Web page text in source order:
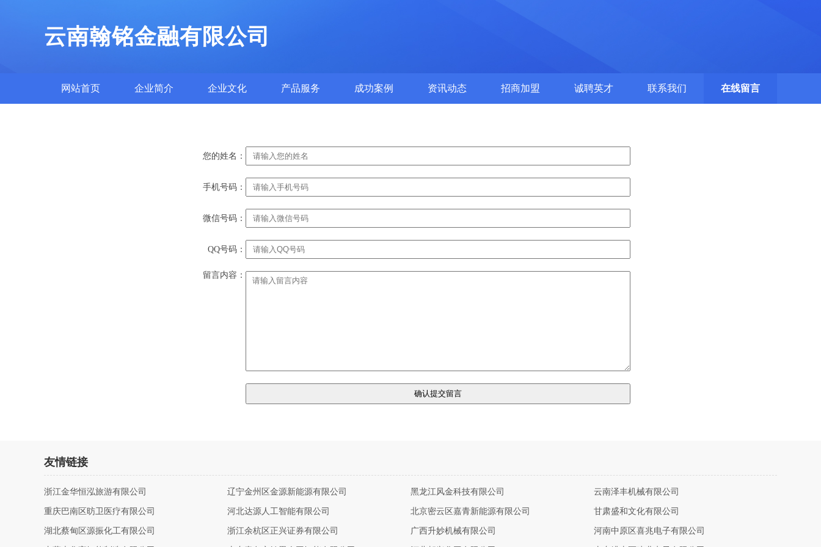
云南翰铭金融有限公司
网站首页 企业简介 企业文化 产品服务 成功案例 资讯动态 招商加盟 诚聘英才 联系我们 在线留言
您的姓名：
手机号码：
微信号码：
QQ号码：
留言内容：
友情链接
浙江金华恒泓旅游有限公司 辽宁金州区金源新能源有限公司 黑龙江风金科技有限公司 云南泽丰机械有限公司
重庆巴南区昉卫医疗有限公司 河北达源人工智能有限公司 北京密云区嘉青新能源有限公司 甘肃盛和文化有限公司
湖北蔡甸区源振化工有限公司 浙江余杭区正兴证券有限公司 广西升妙机械有限公司 河南中原区喜兆电子有限公司